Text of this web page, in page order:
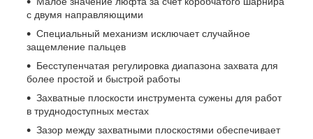
с двумя направляющими
Специальный механизм исключает случайное
защемление пальцев
Бесступенчатая регулировка диапазона захвата для
более простой и быстрой работы
Захватные плоскости инструмента сужены для работ
в труднодоступных местах
Зазор между захватными плоскостями обеспечивает